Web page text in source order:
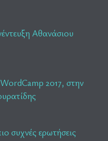
Αθανάσιου
2017, στην
συχνές ερωτήσεις